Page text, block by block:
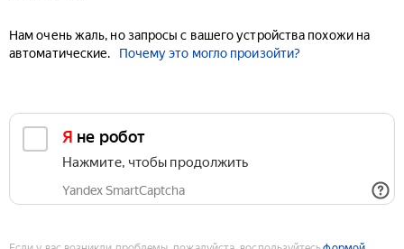
Нам очень жаль, но запросы с вашего устройства похожи на
автоматические.
Почему это могло произойти?
Я не робот
Нажмите, чтобы продолжить
Yandex SmartCaptcha